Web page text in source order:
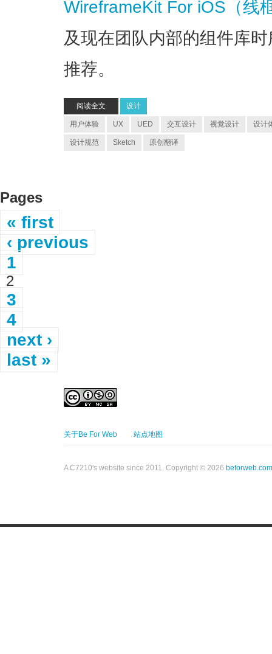
WireframeKit For iOS（线
及现在团队内部的组件库
推荐。
阅读全文 设计
用户体验 UX UED 交互设计 视觉设计 设计
设计规范 Sketch 原创翻译
Pages
« first
‹ previous
1
2
3
4
next ›
last »
关于Be For Web 站点地图
A C7210's website since 2011. Copyright © 2026 beforweb.com